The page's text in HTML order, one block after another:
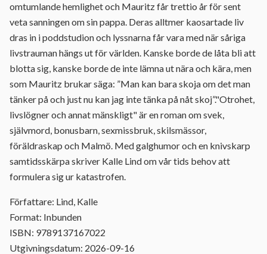
omtumlande hemlighet och Mauritz får trettio år för sent
veta sanningen om sin pappa. Deras alltmer kaosartade liv
dras in i poddstudion och lyssnarna får vara med när såriga
livstrauman hängs ut för världen. Kanske borde de låta bli att
blotta sig, kanske borde de inte lämna ut nära och kära, men
som Mauritz brukar säga: ”Man kan bara skoja om det man
tänker på och just nu kan jag inte tänka på nåt skoj”."Otrohet,
livslögner och annat mänskligt" är en roman om svek,
självmord, bonusbarn, sexmissbruk, skilsmässor,
föräldraskap och Malmö. Med galghumor och en knivskarp
samtidsskärpa skriver Kalle Lind om vår tids behov att
formulera sig ur katastrofen.
Författare: Lind, Kalle
Format: Inbunden
ISBN: 9789137167022
Utgivningsdatum: 2026-09-16